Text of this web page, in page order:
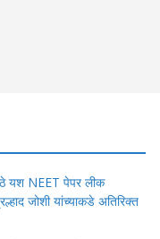
यश NEET पेपर लीक
जोशी यांच्याकडे अतिरिक्त